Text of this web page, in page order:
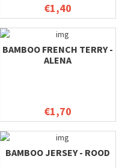
€1,40
BAMBOO FRENCH TERRY -
ALENA
€1,70
BAMBOO JERSEY - ROOD